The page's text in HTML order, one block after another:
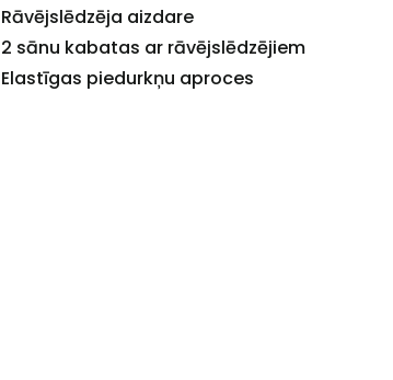
Rāvējslēdzēja aizdare
2 sānu kabatas ar rāvējslēdzējiem
Elastīgas piedurkņu aproces